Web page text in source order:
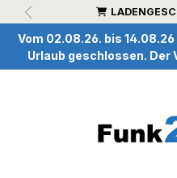
springen
Vom 02.08.26. bis
Urlaub geschlossen. Der